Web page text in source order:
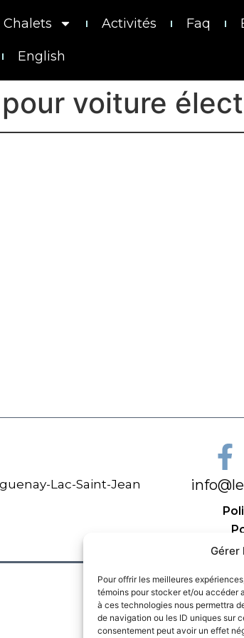
Gérer
Pour offrir les meilleures
témoins pour stocker et/ou accéder
à ces technologies nous permettra
de navigation ou les ID uniques sur
consentement peut avoir un effet
Chalets Activités Faq
English
voiture
Lac-Saint-Jean